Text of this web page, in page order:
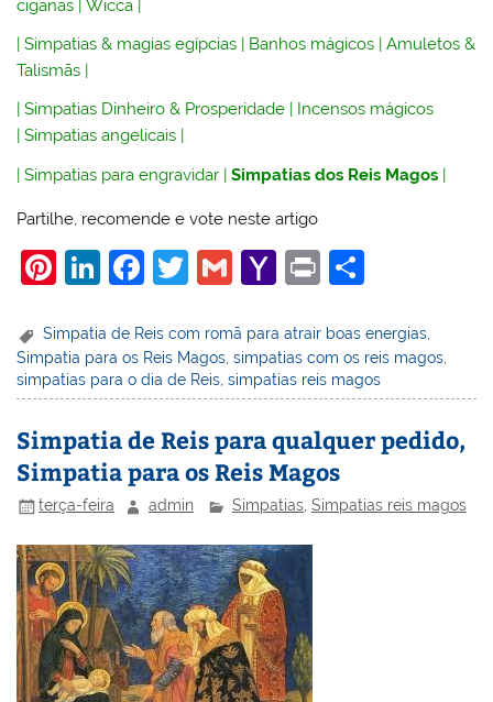
ciganas |Wicca |
|Simpatias & magias egípcias | Banhos mágicos |Amuletos &
Talismãs |
|Simpatias Dinheiro & Prosperidade | Incensos mágicos
|Simpatias angelicais |
|Simpatias para engravidar |Simpatias dos Reis Magos |
Partilhe, recomende e vote neste artigo
Pi
er
e
st
Li
k
e
dI
n
F
c
e
b
o
o
k
T
itt
er
G
ai
l
Y
h
o
o
M
ai
l
Pr
t
ar
e
Simpatia de Reis com romã para atrair boas energias,
Simpatia para os Reis Magos ,simpatias com os reis magos
simpatias para o dia de Reis ,simpatias reis magos
Simpatia de Reis para qualquer pedido,
Simpatia para os Reis Magos
terça-feira admin Simpatias, Simpatias reis magos